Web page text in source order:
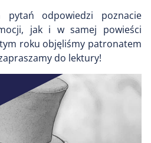
odpowiedzi poznacie
jak i w samej powieści
roku objęliśmy patronatem
do lektury!